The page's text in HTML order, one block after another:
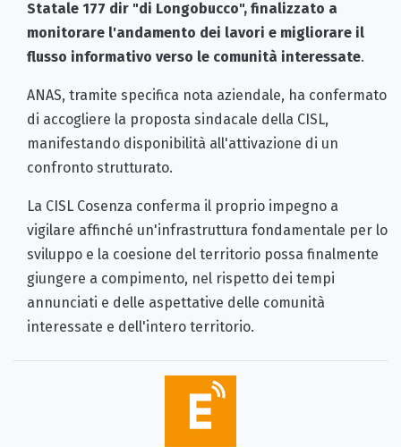
Statale 177 dir "di Longobucco", finalizzato a
monitorare l'andamento dei lavori e migliorare il
flusso informativo verso le comunità interessate.
ANAS, tramite specifica nota aziendale, ha confermato
di accogliere la proposta sindacale della CISL,
manifestando disponibilità all'attivazione di un
confronto strutturato.
La CISL Cosenza conferma il proprio impegno a
vigilare affinché un'infrastruttura fondamentale per lo
sviluppo e la coesione del territorio possa finalmente
giungere a compimento, nel rispetto dei tempi
annunciati e delle aspettative delle comunità
interessate e dell'intero territorio.